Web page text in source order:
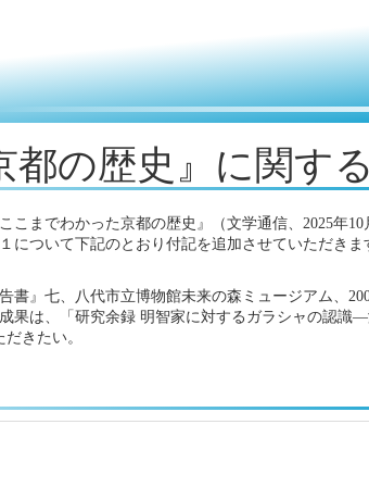
の歴史』に関す
までわかった京都の歴史』（文学通信、2025年
ついて下記のとおり付記を追加させていただきま
書』七、八代市立博物館未来の森ミュージアム、
果は、「研究余録 明智家に対するガラシャの認識―
きたい。